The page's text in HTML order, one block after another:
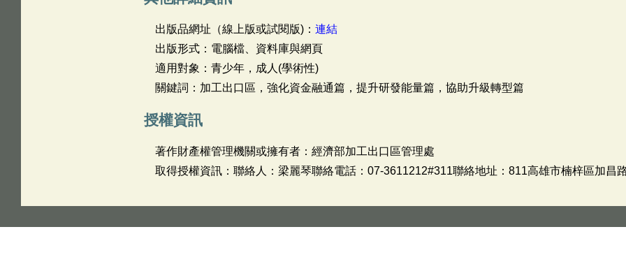
出版品網址（線上版或試閱版)： 連結
出版形式：電腦檔、資料庫與網頁
適用對象：青少年，成人(學術性)
關鍵詞：加工出口區，強化資金融通篇，提升研發能量篇，協助升級轉型篇
授權資訊
著作財產權管理機關或擁有者：經濟部加工出口區管理處
取得授權資訊：聯絡人：梁麗琴聯絡電話：07-3611212#311聯絡地址：811高雄市楠梓區加昌